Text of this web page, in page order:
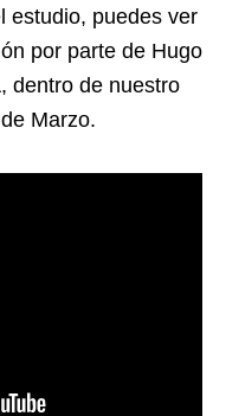
estudio, puedes ver
por parte de Hugo
dentro de nuestro
Marzo.